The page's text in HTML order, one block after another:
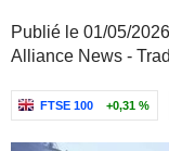
Publié le 01/05/
Alliance News -
FTSE 100 +0,31 %